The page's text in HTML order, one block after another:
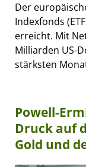
Der
Indexfonds
erreicht. Mit
Milliarden US-
stärksten
Powell-
Druck auf
Gold und